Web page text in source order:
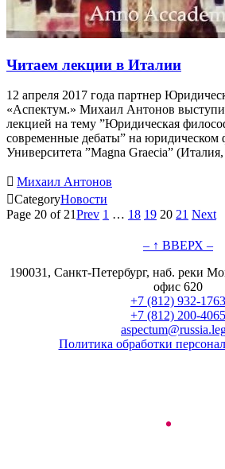
Читаем лекции в Италии
12 апреля 2017 года партнер
«Аспектум.» Михаил Антонов
лекцией на тему ”Юридическая
современные дебаты” на юридическом
Университета ”Magna Graecia”
 Михаил Антонов
CategoryНовости
Page 20 of 21Prev 1 … 18 19 20 21 Next
– ↑ ВВЕРХ –
190031, Санкт-Петербург, наб. реки
офис 620
+7 (812) 932-1763
+7 (812) 200-4065
Политика обработки